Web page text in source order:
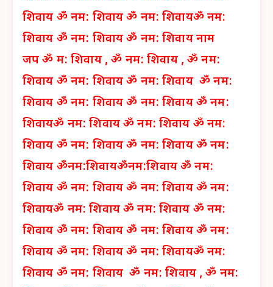
शिवाय ॐ नम: शिवाय ॐ नम: शिवायॐ नम:
शिवाय ॐ नम: शिवाय ॐ नम: शिवाय नाम
जप ॐ म: शिवाय , ॐ नम: शिवाय , ॐ नम:
शिवाय ॐ नम: शिवाय ॐ नम: शिवायॐ नम:
शिवाय ॐ नम: शिवाय ॐ नम: शिवायॐ नम:
शिवायॐ नम: शिवायॐ नम: शिवाय ॐ नम:
शिवाय ॐ नम: शिवाय ॐ नम: शिवायॐ नम:
शिवाय ॐनम:शिवायॐनम:शिवायॐ नम:
शिवाय ॐ नम: शिवाय ॐ नम: शिवायॐ नम:
शिवायॐ नम: शिवायॐ नम: शिवाय ॐ नम:
शिवाय ॐ नम: शिवाय ॐ नम: शिवायॐ नम:
शिवाय ॐ नम: शिवाय ॐ नम: शिवायॐ नम:
शिवाय ॐ नम: शिवाय ॐ नम: शिवाय , ॐ नम: